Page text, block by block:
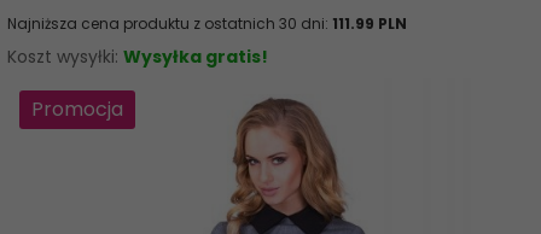
Najniższa cena produktu z ostatnich 30 dni: 111.99 PLN
Koszt wysyłki: Wysyłka gratis!
Promocja